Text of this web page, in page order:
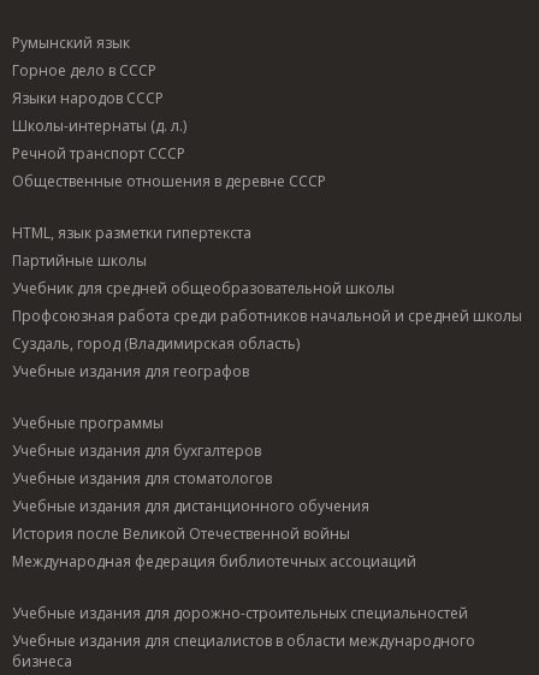
Румынский язык
Горное дело в СССР
Языки народов СССР
Школы-интернаты (д. л.)
Речной транспорт СССР
Общественные отношения в деревне СССР
HTML, язык разметки гипертекста
Партийные школы
Учебник для средней общеобразовательной школы
Профсоюзная работа среди работников начальной и средней школы
Суздаль, город (Владимирская область)
Учебные издания для географов
Учебные программы
Учебные издания для бухгалтеров
Учебные издания для стоматологов
Учебные издания для дистанционного обучения
История после Великой Отечественной войны
Международная федерация библиотечных ассоциаций
Учебные издания для дорожно-строительных специальностей
Учебные издания для специалистов в области международного
бизнеса